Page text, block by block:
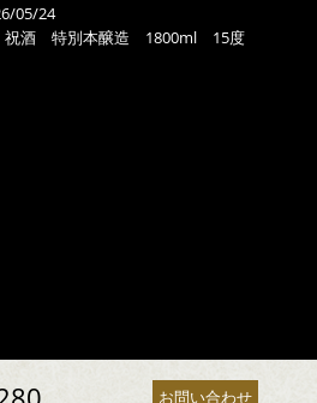
05/24
酒 特別本醸造 1800ml 15度
お問い合わせ